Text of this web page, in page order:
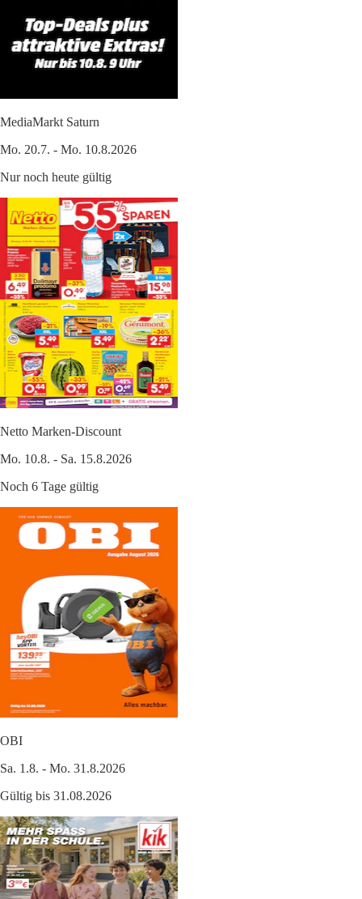
MediaMarkt Saturn
Mo. 20.7. - Mo. 10.8.2026
Nur noch heute gültig
Netto Marken-Discount
Mo. 10.8. - Sa. 15.8.2026
Noch 6 Tage gültig
OBI
Sa. 1.8. - Mo. 31.8.2026
Gültig bis 31.08.2026